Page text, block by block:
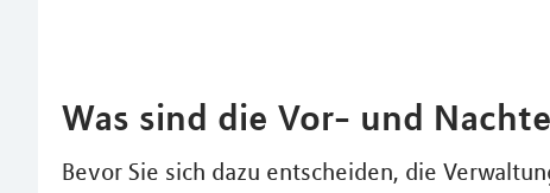
Was sind die Vor- und
Bevor Sie sich dazu entscheiden, die